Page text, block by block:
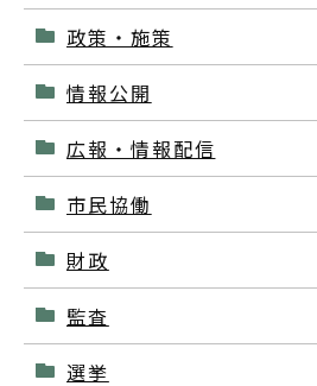
政策・施策
情報公開
広報・情報配信
市民協働
財政
監査
選挙